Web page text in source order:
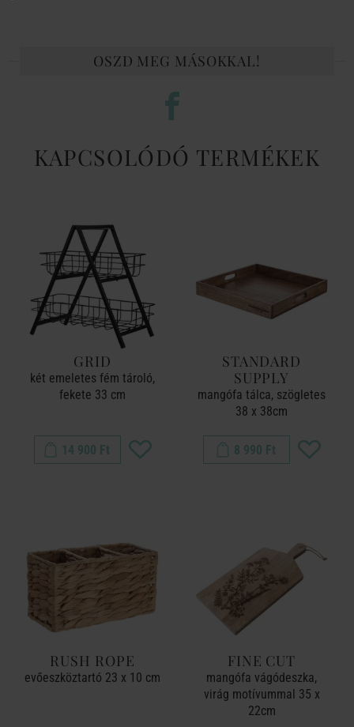
OSZD MEG MÁSOKKAL!
KAPCSOLÓDÓ TERMÉKEK
GRID
két emeletes fém tároló,
fekete 33 cm
14 900 Ft
STANDARD
SUPPLY
mangófa tálca, szögletes
38 x 38cm
8 990 Ft
RUSH ROPE
evőeszköztartó 23 x 10 cm
FINE CUT
mangófa vágódeszka,
virág motívummal 35 x
22cm